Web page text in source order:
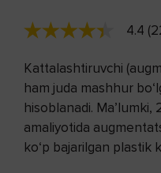
4.4
Kattalashtiruvchi
ham juda mashhur
hisoblanadi. Ma’lumki,
amaliyotida
ko‘p bajarilgan plastik